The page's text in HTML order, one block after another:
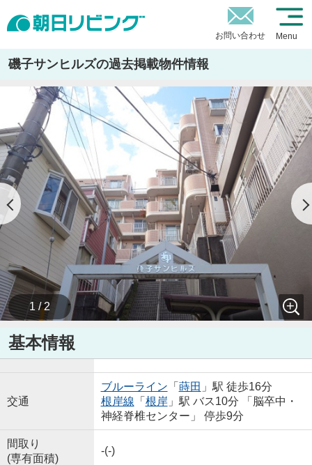
お問い合わせ Menu
磯子サンヒルズの過去掲載物件情報
1 / 2
基本情報
交通
ブルーライン 「 蒔田 」駅 徒歩16分
根岸線 「 根岸 」駅 バス10分 「脳卒中・
神経脊椎センター」 停歩9分
間取り
(専有面積)
-(-)